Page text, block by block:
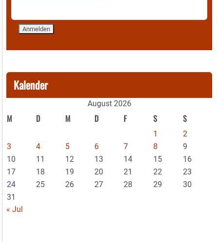
Kalender
August 2026
M D M D F S S
1
2
3
4 5 6 7 8
9
10
11 12 13 14 15
16
17
18 19 20 21 22
23
24
25 26 27 28 29
30
31
« Jul